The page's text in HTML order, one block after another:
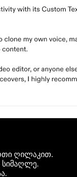
ღილაკით.
სიმაღლე.